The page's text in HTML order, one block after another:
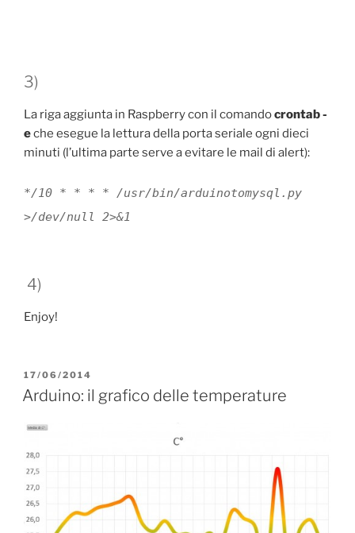
3)
La riga aggiunta in Raspberry con il comandocrontab -
eche esegue la lettura della porta seriale ogni dieci
minuti (l’ultima parte serve a evitare le mail di alert):
*/10 * * * * /usr/bin/arduinotomysql.py
>/dev/null 2>&1
4)
Enjoy!
PUBBLICATO
IL
17/06/2014
Arduino: il grafico delle temperature